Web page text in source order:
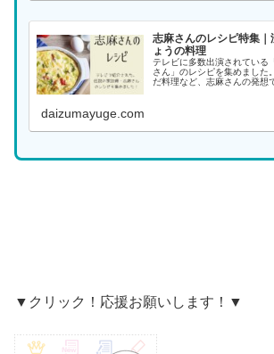
志麻さんのレシピ特集｜
ょうの料理
テレビに多数出演されている
さん」のレシピを集めました
だ料理など、志麻さんの発想
daizumayuge.com
▼クリック！応援お願いします！▼